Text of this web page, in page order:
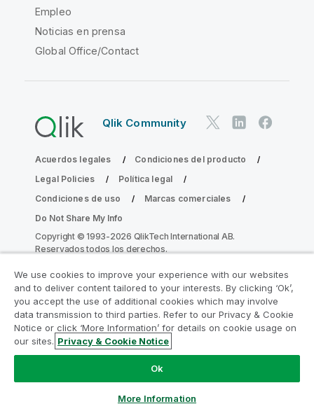
Empleo
Noticias en prensa
Global Office/Contact
Qlik Community
Acuerdos legales
Condiciones del producto
Legal Policies
Política legal
Condiciones de uso
Marcas comerciales
Do Not Share My Info
Copyright © 1993-2026 QlikTech International AB.
Reservados todos los derechos.
Únase al Programa de modernización de
la analítica
Modernícese sin comprometer sus valiosas aplicaciones
de QlikView con el Programa de modernización de la
analítica.
contactar con nosotros:
ampquestions@qlik.com
We use cookies to improve your experience with our websites
and to deliver content tailored to your interests. By clicking ‘Ok’,
you accept the use of additional cookies which may involve
data transmission to third parties. Refer to our Privacy & Cookie
Notice or click ‘More Information’ for details on cookie usage on
our sites. Privacy & Cookie Notice
Ok
More Information